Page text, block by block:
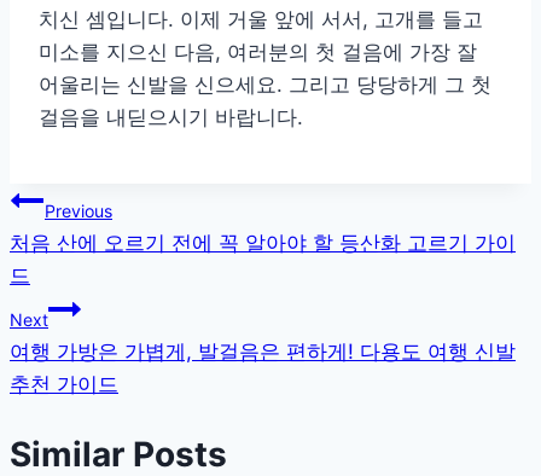
치신 셈입니다. 이제 거울 앞에 서서, 고개를 들고
미소를 지으신 다음, 여러분의 첫 걸음에 가장 잘
어울리는 신발을 신으세요. 그리고 당당하게 그 첫
걸음을 내딛으시기 바랍니다.
글
탐
색
Previous
처음 산에 오르기 전에 꼭 알아야 할 등산화 고르기 가이
드
Next
여행 가방은 가볍게, 발걸음은 편하게! 다용도 여행 신발
추천 가이드
Similar Posts